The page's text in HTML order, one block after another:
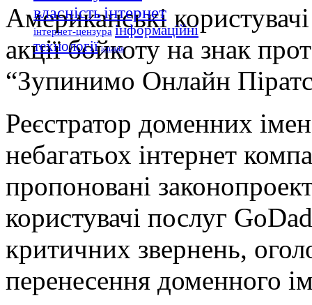
власністьінтернет
інтернет-цензура інформаційні
технології іспанія
Американські
акції бойкоту на знак
“Зупинимо Онлайн
Реєстратор доменних
небагатьох інтернет
пропоновані
користувачі послуг
критичних звернень,
перенесення доменного